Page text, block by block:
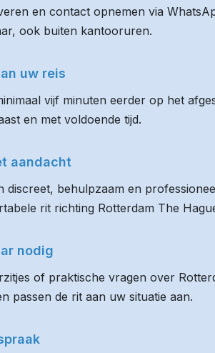
en contact opnemen via
ook buiten kantooruren.
uw reis
vijf minuten eerder op het
en met voldoende tijd.
aandacht
discreet, behulpzaam en
rit richting Rotterdam The
nodig
of praktische vragen over
passen de rit aan uw situatie aan.